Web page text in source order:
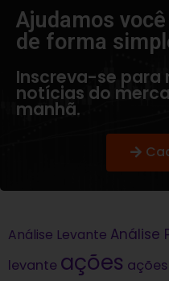
Ajudamos
de forma
Inscreva-se para
notícias do
manhã.
Análise Levante Análise
levante ações